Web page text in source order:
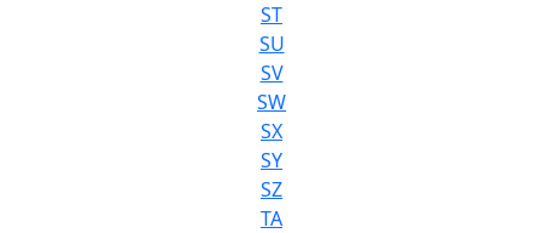
ST
SU
SV
SW
SX
SY
SZ
TA